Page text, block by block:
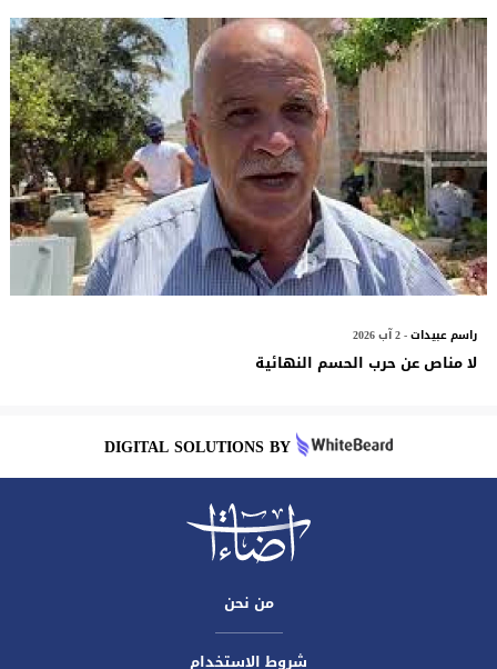
راسم عبيدات- 2 آب 2026
لا مناص عن حرب الحسم النهائية
DIGITAL SOLUTIONS BY
من نحن
شروط الاستخدام